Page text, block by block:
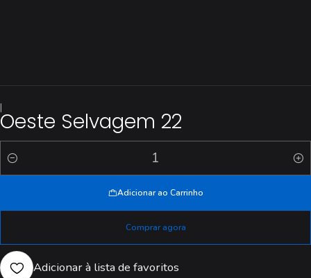
|
Oeste Selvagem 22
Quantidade
Adicionar ao Carrinho
Comprar agora
Adicionar à lista de favoritos